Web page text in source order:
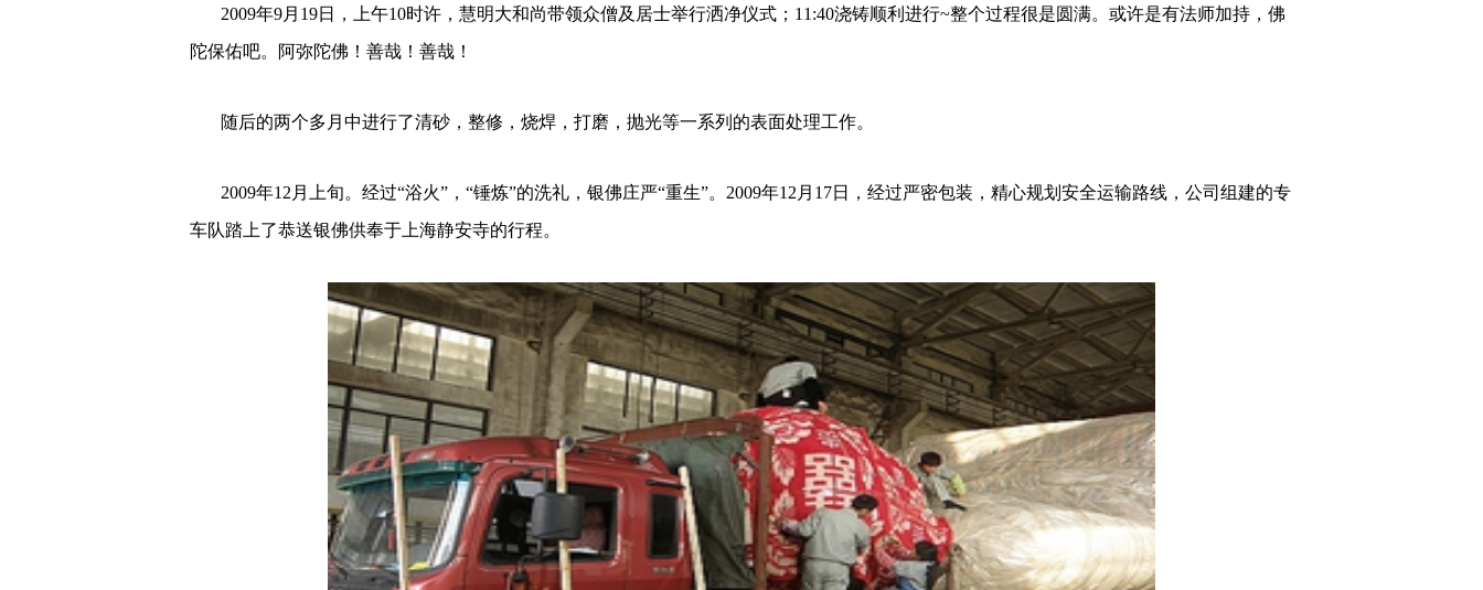
2009年9月19日，上午10时许，慧明大和尚带领众僧及居士举行洒净仪式；11:40浇铸顺利进行~整个过程很是圆满。或许是有法师加持，佛
陀保佑吧。阿弥陀佛！善哉！善哉！
随后的两个多月中进行了清砂，整修，烧焊，打磨，抛光等一系列的表面处理工作。
2009年12月上旬。经过“浴火”，“锤炼”的洗礼，银佛庄严“重生”。2009年12月17日，经过严密包装，精心规划安全运输路线，公司组建的专
车队踏上了恭送银佛供奉于上海静安寺的行程。